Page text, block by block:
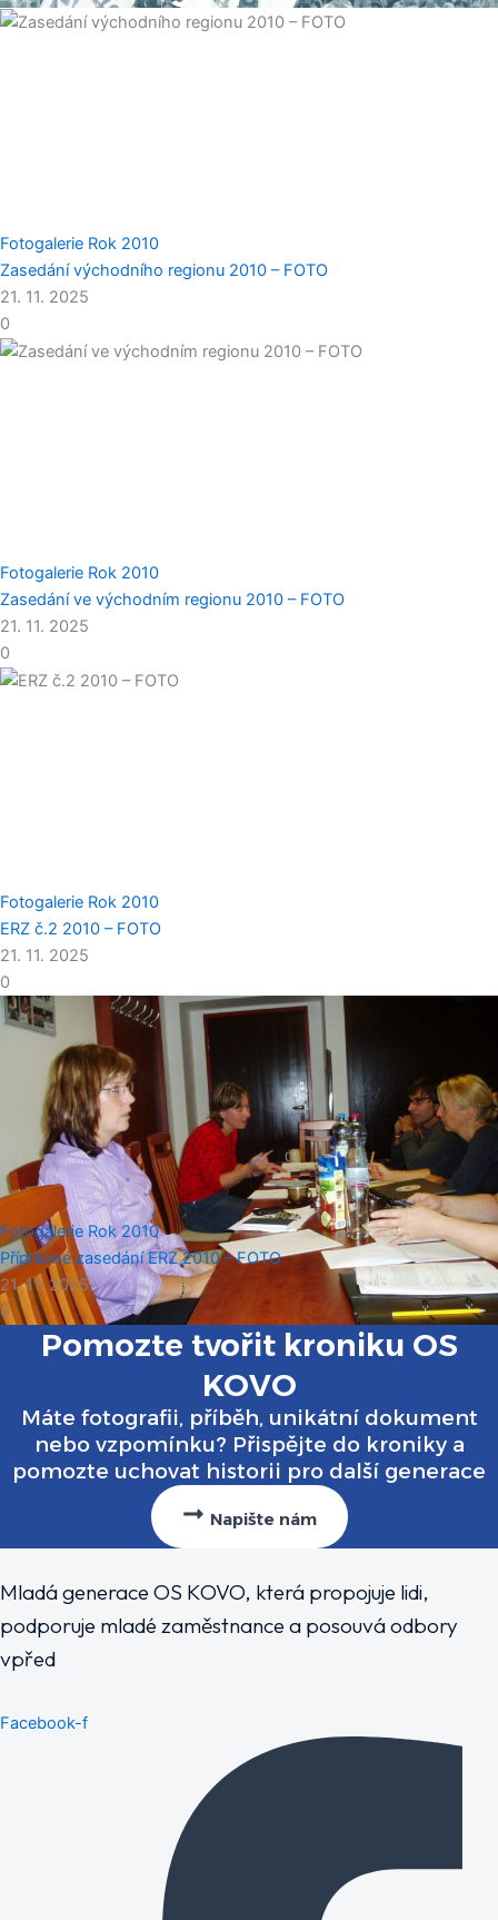
Fotogalerie Rok 2010
Zasedání východního regionu 2010 – FOTO
21. 11. 2025
0
Fotogalerie Rok 2010
Zasedání ve východním regionu 2010 – FOTO
21. 11. 2025
0
Fotogalerie Rok 2010
ERZ č.2 2010 – FOTO
21. 11. 2025
0
Fotogalerie Rok 2010
Přípravné zasedání ERZ 2010 – FOTO
21. 11. 2025
0
Pomozte tvořit kroniku OS
KOVO
Máte fotografii, příběh, unikátní dokument
nebo vzpomínku? Přispějte do kroniky a
pomozte uchovat historii pro další generace
Napište nám
Mladá generace OS KOVO, která propojuje lidi,
podporuje mladé zaměstnance a posouvá odbory
vpřed
Facebook-f